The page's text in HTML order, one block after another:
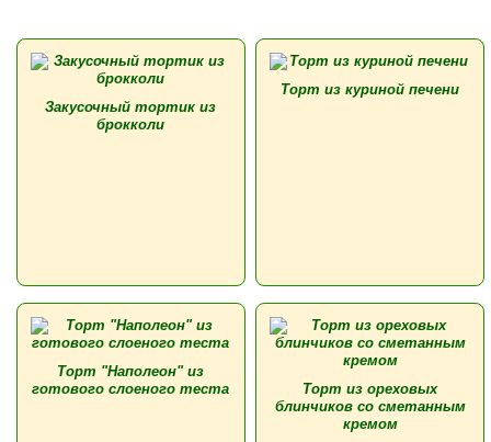
Закусочный тортик из
брокколи
Торт из куриной печени
Торт "Наполеон" из
готового слоеного теста
Торт из ореховых
блинчиков со сметанным
кремом